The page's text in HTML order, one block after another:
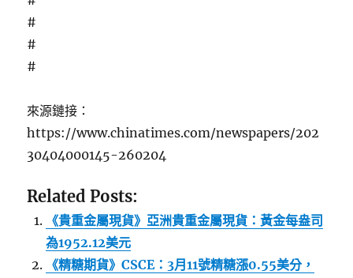
#
#
#
來源鏈接：
https://www.chinatimes.com/newspapers/202
30404000145-260204
Related Posts:
《貴重金屬現貨》亞洲貴重金屬現貨：黃金每盎司
為1952.12美元
《精糖期貨》CSCE：3月11號精糖漲0.55美分，